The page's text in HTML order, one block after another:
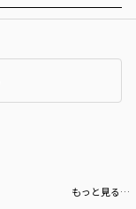
もっと見る…